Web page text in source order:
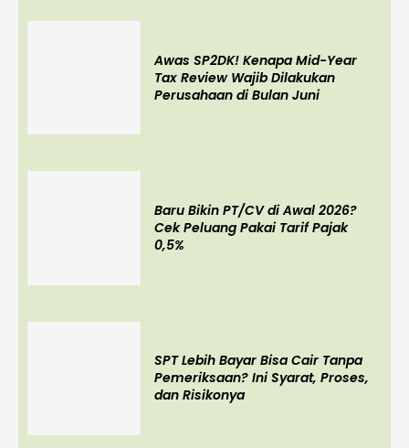
Awas SP2DK! Kenapa Mid-Year
Tax Review Wajib Dilakukan
Perusahaan di Bulan Juni
Baru Bikin PT/CV di Awal 2026?
Cek Peluang Pakai Tarif Pajak
0,5%
SPT Lebih Bayar Bisa Cair Tanpa
Pemeriksaan? Ini Syarat, Proses,
dan Risikonya